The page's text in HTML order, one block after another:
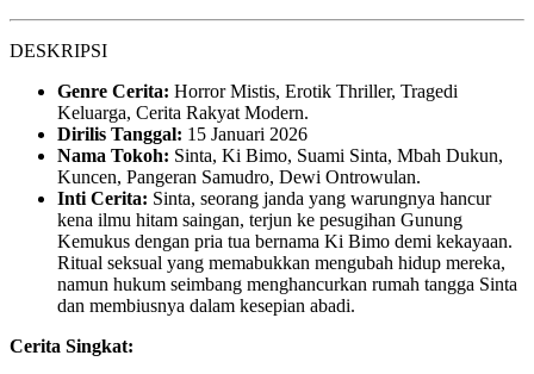
DESKRIPSI
Genre Cerita: Horror Mistis, Erotik Thriller, Tragedi
Keluarga, Cerita Rakyat Modern.
Dirilis Tanggal: 15 Januari 2026
Nama Tokoh: Sinta, Ki Bimo, Suami Sinta, Mbah Dukun,
Kuncen, Pangeran Samudro, Dewi Ontrowulan.
Inti Cerita: Sinta, seorang janda yang warungnya hancur
kena ilmu hitam saingan, terjun ke pesugihan Gunung
Kemukus dengan pria tua bernama Ki Bimo demi kekayaan.
Ritual seksual yang memabukkan mengubah hidup mereka,
namun hukum seimbang menghancurkan rumah tangga Sinta
dan membiusnya dalam kesepian abadi.
Cerita Singkat: